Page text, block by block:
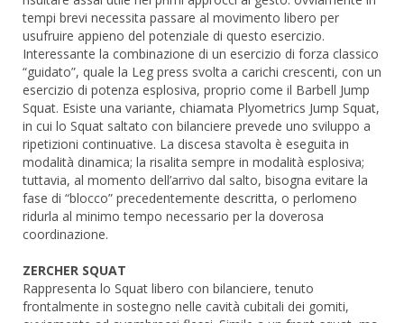
tempi brevi necessita passare al movimento libero per
usufruire appieno del potenziale di questo esercizio.
Interessante la combinazione di un esercizio di forza classico
“guidato”, quale la Leg press svolta a carichi crescenti, con un
esercizio di potenza esplosiva, proprio come il Barbell Jump
Squat. Esiste una variante, chiamata Plyometrics Jump Squat,
in cui lo Squat saltato con bilanciere prevede uno sviluppo a
ripetizioni continuative. La discesa stavolta è eseguita in
modalità dinamica; la risalita sempre in modalità esplosiva;
tuttavia, al momento dell’arrivo dal salto, bisogna evitare la
fase di “blocco” precedentemente descritta, o perlomeno
ridurla al minimo tempo necessario per la doverosa
coordinazione.
ZERCHER SQUAT
Rappresenta lo Squat libero con bilanciere, tenuto
frontalmente in sostegno nelle cavità cubitali dei gomiti,